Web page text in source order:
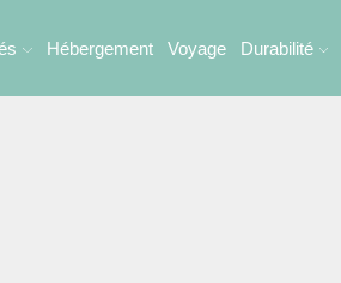
Hébergement Voyage Durabilité